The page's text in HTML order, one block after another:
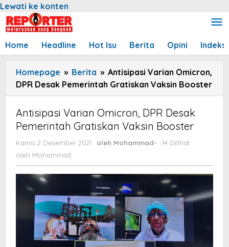
Lewati ke konten
Home Headline Hot Isu Berita Opini Indeks
Homepage » Berita » Antisipasi Varian Omicron,
DPR Desak Pemerintah Gratiskan Vaksin Booster
Antisipasi Varian Omicron, DPR Desak
Pemerintah Gratiskan Vaksin Booster
Kamis 2 Desember 2021 oleh Mohammad-
14 Dilihat
oleh Mohammad